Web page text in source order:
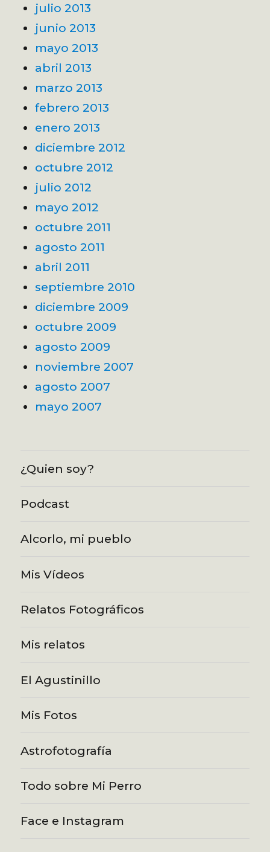
julio 2013
junio 2013
mayo 2013
abril 2013
marzo 2013
febrero 2013
enero 2013
diciembre 2012
octubre 2012
julio 2012
mayo 2012
octubre 2011
agosto 2011
abril 2011
septiembre 2010
diciembre 2009
octubre 2009
agosto 2009
noviembre 2007
agosto 2007
mayo 2007
¿Quien soy?
Podcast
Alcorlo, mi pueblo
Mis Vídeos
Relatos Fotográficos
Mis relatos
El Agustinillo
Mis Fotos
Astrofotografía
Todo sobre Mi Perro
Face e Instagram